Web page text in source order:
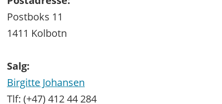
Postboks 11
1411 Kolbotn
Salg:
Birgitte Johansen
Tlf: (+47) 412 44 284